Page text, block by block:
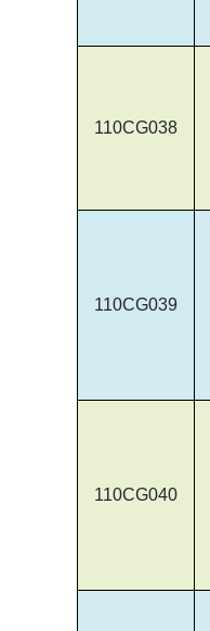
110CG038
110CG039
110CG040